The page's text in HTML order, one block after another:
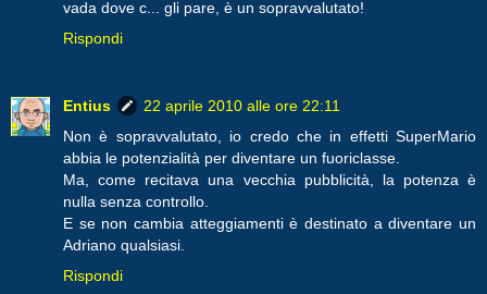
vada dove c... gli pare, è un sopravvalutato!
Rispondi
Entius
22 aprile 2010 alle ore 22:11
Non è sopravvalutato, io credo che in effetti SuperMario
abbia le potenzialità per diventare un fuoriclasse.
Ma, come recitava una vecchia pubblicità, la potenza è
nulla senza controllo.
E se non cambia atteggiamenti è destinato a diventare un
Adriano qualsiasi.
Rispondi